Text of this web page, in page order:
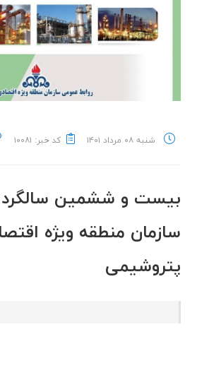
شنبه ۰۸ مرداد ۱۴۰۱ کد خبر: ۱۰۰۸۱
بیست و ششمین
سازمان منطقه ویژه
پتروشیمی